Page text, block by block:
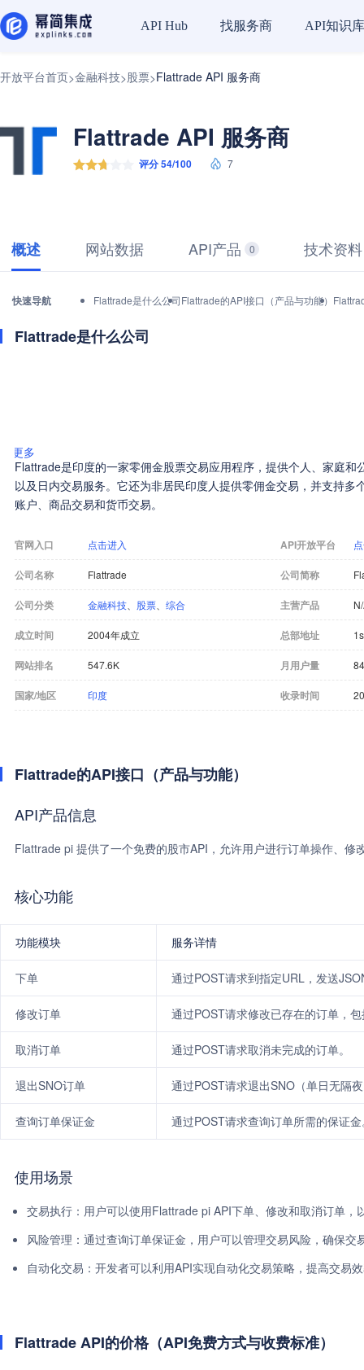
API Hub 找服务商 API知识库
开放平台首页>金融科技>股票>Flattrade API 服务商
Flattrade API 服务商
评分 54/100 7
概述 网站数据 API产品 0 技术资料
快速导航 Flattrade是什么公司Flattrade的API接口（产品与功能）
Flattrade是什么公司
更多
Flattrade是印度的一家零佣金股票交易应用程序，提供个人、家庭和
以及日内交易服务。它还为非居民印度人提供零佣金交易，并支持多
账户、商品交易和货币交易。
官网入口 点击进入 API开放平台
公司名称 Flattrade 公司简称
公司分类 金融科技 股票 综合 主营产品
成立时间 2004年成立 总部地址
网站排名 547.6K 月用户量
国家/地区 印度 收录时间
Flattrade的API接口（产品与功能）
API产品信息
Flattrade pi 提供了一个免费的股市API，允许用户进行订单操作、修
核心功能
功能模块 服务详情
下单 通过POST请求到指定URL，发送
修改订单 通过POST请求修改已存在的订单，
取消订单 通过POST请求取消未完成的订单。
退出SNO订单 通过POST请求退出SNO（单日无隔
查询订单保证金 通过POST请求查询订单所需的保证
使用场景
交易执行：用户可以使用Flattrade pi API下单、修改和取消订单，
风险管理：通过查询订单保证金，用户可以管理交易风险，确保交
自动化交易：开发者可以利用API实现自动化交易策略，提高交易
Flattrade API的价格（API免费方式与收费标准）